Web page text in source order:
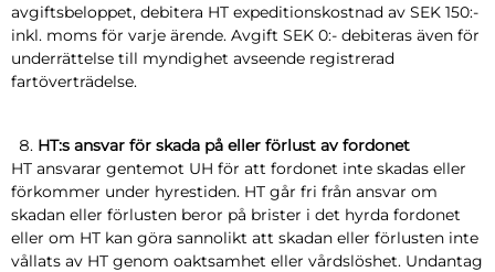
avgiftsbeloppet, debitera HT expeditionskostnad av SEK 150:-
inkl. moms för varje ärende. Avgift SEK 0:- debiteras även för
underrättelse till myndighet avseende registrerad
fartöverträdelse.
HT:s ansvar för skada på eller förlust av fordonet
HT ansvarar gentemot UH för att fordonet inte skadas eller
förkommer under hyrestiden. HT går fri från ansvar om
skadan eller förlusten beror på brister i det hyrda fordonet
eller om HT kan göra sannolikt att skadan eller förlusten inte
vållats av HT genom oaktsamhet eller vårdslöshet. Undantag